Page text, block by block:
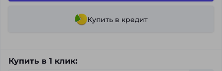
Купить в кредит
Купить в 1 клик: